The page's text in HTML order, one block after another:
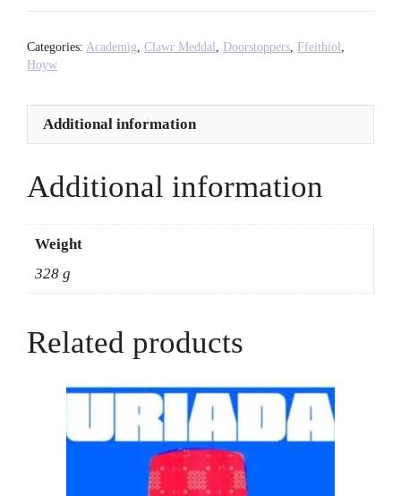
Square
Anniversary
Edition
Samuel
R.
Delany
Categories: Academig Clawr Meddal Doorstoppers Ffeithiol
Hoyw
Additional information
Additional information
Weight
328 g
Related products